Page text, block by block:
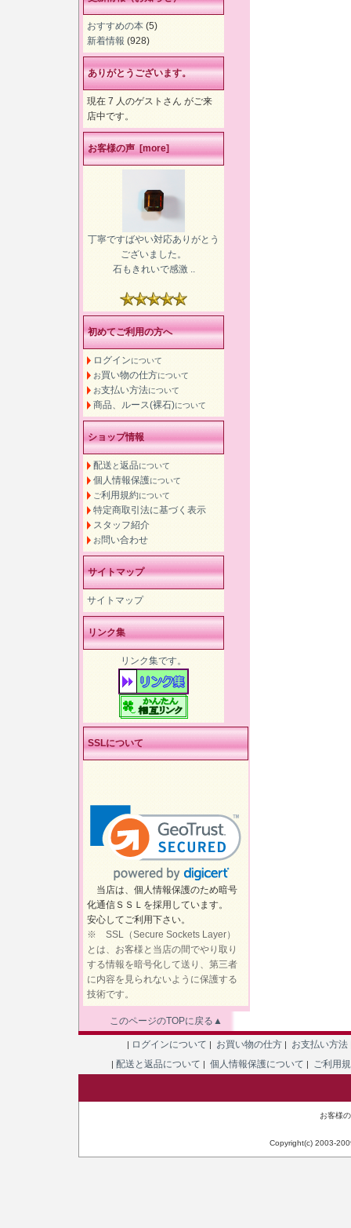
おすすめの本 (5)
新着情報 (928)
ありがとうございます。
現在 7 人のゲストさん がご来
店中です。
お客様の声 [more]
丁寧ですばやい対応ありがとう
ございました。
石もきれいで感激 ..
初めてご利用の方へ
ログインについて
お買い物の仕方について
お支払い方法について
商品、ルース(裸石)について
ショップ情報
配送 と返品について
個人情報保護について
ご利用規約について
特定商取引法に基づく表示
スタッフ紹介
お問い合わせ
サイトマップ
サイトマップ
リンク集
リンク集です。
SSLについて
当店は、個人情報保護のため暗号
化通信ＳＳＬを採用しています。
安心してご利用下さい。
※ SSL（Secure Sockets Layer）
とは、お客様と当店の間でやり取り
する情報を暗号化して送り、第三者
に内容を見られないように保護する
技術です。
このページのTOPに戻る▲
| ログインについて | お買い物の仕方 | お支払い方法
| 配送と返品について | 個人情報保護について | ご利用
お客様
Copyright(c) 2003-